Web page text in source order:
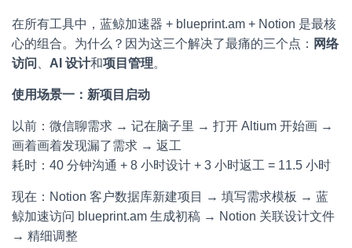
在所有工具中，蓝鲸加速器 + blueprint.am + Notion 是最核
心的组合。为什么？因为这三个解决了最痛的三个点： 网络
访问
AI 设计和项目管理。
使用场景一：新项目启动
以前：微信聊需求 → 记在脑子里 → 打开 Altium 开始画 →
画着画着发现漏了需求 → 返工
耗时：40 分钟沟通 + 8 小时设计 + 3 小时返工 = 11.5 小时
现在：Notion 客户数据库新建项目 → 填写需求模板 → 蓝
鲸加速访问 blueprint.am 生成初稿 → Notion 关联设计文件
→ 精细调整